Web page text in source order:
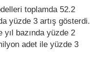
toplamda 52.2
yüzde 3 artış gösterdi.
bazında yüzde 2
adet ile yüzde 3